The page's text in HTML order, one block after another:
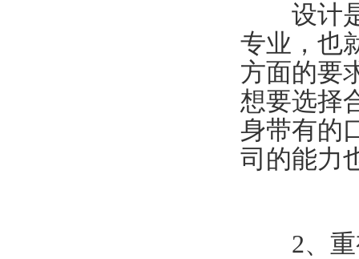
设计是
专业，也
方面的要
想要选择
身带有的
司的能力
2、重